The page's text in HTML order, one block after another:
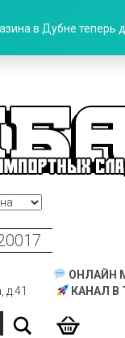
в Дубне теперь
д.41
ОНЛАЙН
КАНАЛ В
Поиск